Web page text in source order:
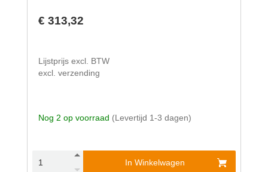
€ 313,32
Lijstprijs excl. BTW
excl. verzending
Nog 2 op voorraad (Levertijd 1-3 dagen)
In Winkelwagen